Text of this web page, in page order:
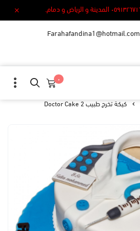
Farahafandina1@hotmail.com
٠
كيكة تخرج طبيب 2 Doctor Cake